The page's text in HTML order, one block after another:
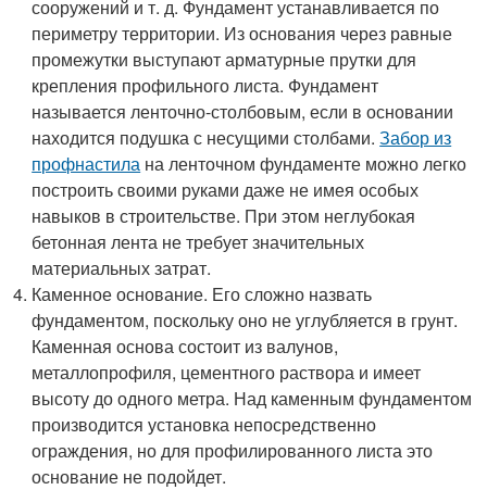
сооружений и т. д. Фундамент устанавливается по
периметру территории. Из основания через равные
промежутки выступают арматурные прутки для
крепления профильного листа. Фундамент
называется ленточно-столбовым, если в основании
находится подушка с несущими столбами.Забор из
профнастила на ленточном фундаменте можно легко
построить своими руками даже не имея особых
навыков в строительстве. При этом неглубокая
бетонная лента не требует значительных
материальных затрат.
Каменное основание. Его сложно назвать
фундаментом, поскольку оно не углубляется в грунт.
Каменная основа состоит из валунов,
металлопрофиля, цементного раствора и имеет
высоту до одного метра. Над каменным фундаментом
производится установка непосредственно
ограждения, но для профилированного листа это
основание не подойдет.